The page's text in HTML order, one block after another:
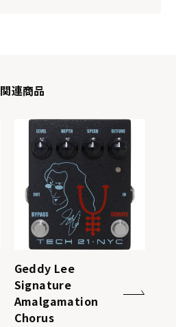
関連商品
Geddy Lee
Signature
Amalgamation
Chorus​